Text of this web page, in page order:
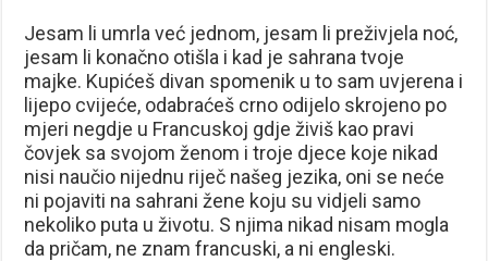
Jesam li umrla već jednom, jesam li preživjela noć,
jesam li konačno otišla i kad je sahrana tvoje
majke. Kupićeš divan spomenik u to sam uvjerena i
lijepo cvijeće, odabraćeš crno odijelo skrojeno po
mjeri negdje u Francuskoj gdje živiš kao pravi
čovjek sa svojom ženom i troje djece koje nikad
nisi naučio nijednu riječ našeg jezika, oni se neće
ni pojaviti na sahrani žene koju su vidjeli samo
nekoliko puta u životu. S njima nikad nisam mogla
da pričam, ne znam francuski, a ni engleski.